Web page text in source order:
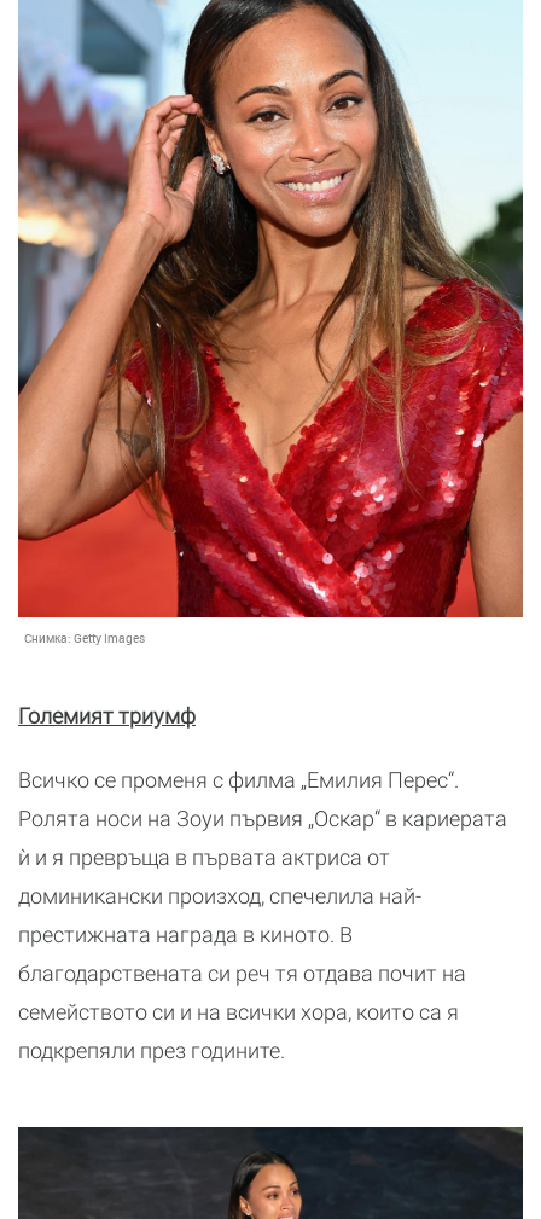
Снимка: Getty Images
Големият триумф
Всичко се променя с филма „Емилия Перес“.
Ролята носи на Зоуи първия „Оскар“ в кариерата
ѝ и я превръща в първата актриса от
доминикански произход, спечелила най-
престижната награда в киното. В
благодарствената си реч тя отдава почит на
семейството си и на всички хора, които са я
подкрепяли през годините.